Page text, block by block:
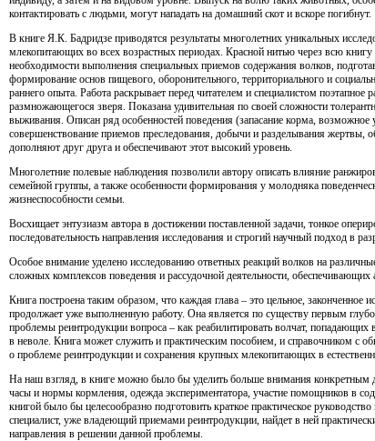
контактировать с людьми, могут нападать на домашний скот и вскоре погибнут.
В книге Я.К. Бадридзе приводятся результаты многолетних уникальных
млекопитающих во всех возрастных периодах. Красной нитью через всю
необходимости выполнения специальных приемов содержания волков,
формирование основ пищевого, оборонительного, территориального и
раннего опыта. Работа раскрывает перед читателем и специалистом поэтапное
размножающегося зверя. Показана удивительная по своей сложности
выживания. Описан ряд особенностей поведения (запасание корма,
совершенствование приемов преследования, добычи и разделывания жертвы,
дополняют друг друга и обеспечивают этот высокий уровень.
Многолетние полевые наблюдения позволили автору описать влияние
семейной группы, а также особенности формирования у молодняка
жизнеспособности семьи.
Восхищает энтузиазм автора в достижении поставленной задачи, тонкое
последовательность направления исследования и строгий научный подход в
Особое внимание уделено исследованию ответных реакций волков на
сложных комплексов поведения и рассудочной деятельности,
Книга построена таким образом, что каждая глава – это цельное, законченное
продолжает уже выполненную работу. Она является по существу первым
проблемы реинтродукции вопроса – как реабилитировать волчат,
в неволе. Книга может служить и практическим пособием, и справочником с
о проблеме реинтродукции и сохранения крупных млекопитающих в
На наш взгляд, в книге можно было бы уделить больше внимания
часы и нормы кормления, одежда экспериментатора, участие помощников в
книгой было бы целесообразно подготовить краткое практическое
специалист, уже владеющий приемами реинтродукции, найдет в ней
направления в решении данной проблемы.